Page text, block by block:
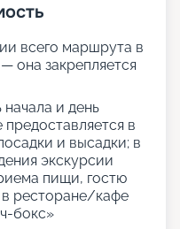
всего маршрута в
она закрепляется
и день
в
и высадки; в
экскурсии
пищи, гостю
в ресторане/кафе
бокс»